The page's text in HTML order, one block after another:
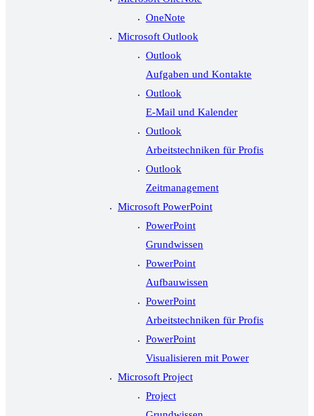
OneNote
Microsoft Outlook
Outlook
Aufgaben und Kontakte
Outlook
E-Mail und Kalender
Outlook
Arbeitstechniken für Profis
Outlook
Zeitmanagement
Microsoft PowerPoint
PowerPoint
Grundwissen
PowerPoint
Aufbauwissen
PowerPoint
Arbeitstechniken für Profis
PowerPoint
Visualisieren mit Power
Microsoft Project
Project